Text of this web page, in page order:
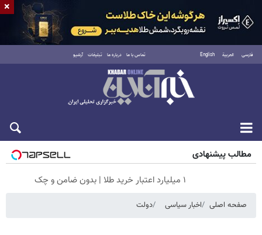
فارسی العربية English تماس با ما درباره ما تبلیغات آرشیو
جمعه ۱۶ مرداد ۱۴۰۵
مطالب پیشنهادی
۱ میلیارد اعتبار خرید طلا | بدون ضامن و چک
صفحه اصلی اخبار سیاسی دولت
×